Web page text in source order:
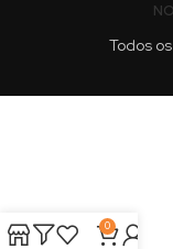
Todos
0